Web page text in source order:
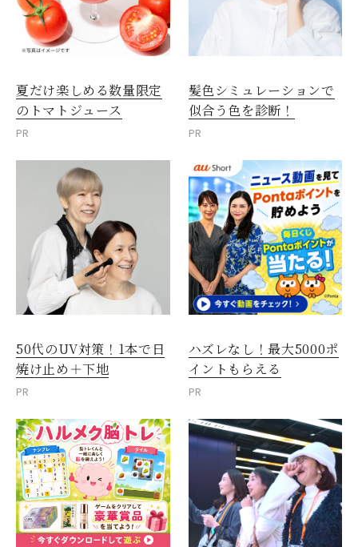
夏だけ楽しめる数量限定
のトマトジュース
PR
髪色シミュレーションで
似合う色を診断！
PR
50代のUV対策！1本で日
焼け止め＋下地
PR
ハズレなし！最大5000ポ
イントもらえる
PR